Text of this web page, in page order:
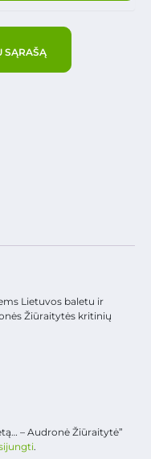
SĄRAŠĄ
Lietuvos baletu ir
Žiūraitytės kritinių
– Audronė Žiūraitytė”
.